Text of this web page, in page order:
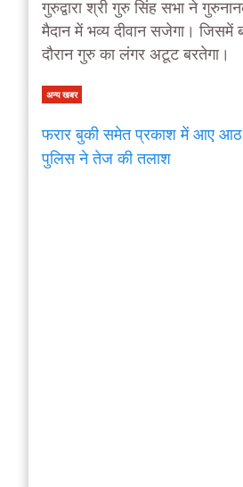
गुरुद्वारा श्री गुरु सिंह सभा ने
मैदान में भव्य दीवान सजेगा। जिसमें
दौरान गुरु का लंगर अटूट बरतेगा।
अन्य खबर
फरार बुकी समेत प्रकाश में आए आठ
पुलिस ने तेज की तलाश